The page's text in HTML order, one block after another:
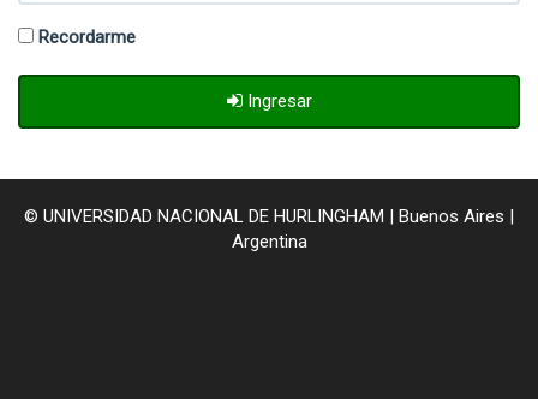
Recordarme
Ingresar
© UNIVERSIDAD NACIONAL DE HURLINGHAM | Buenos Aires |
Argentina